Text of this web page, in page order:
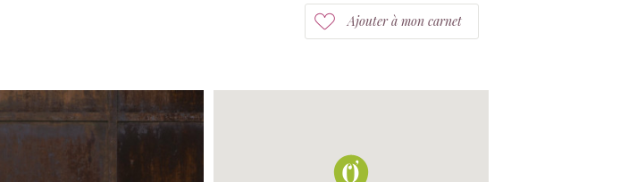
Ajouter à mon carnet